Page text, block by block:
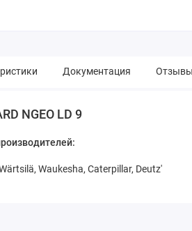
Документация
NGEO LD 9
Waukesha, Caterpillar, Deutz'